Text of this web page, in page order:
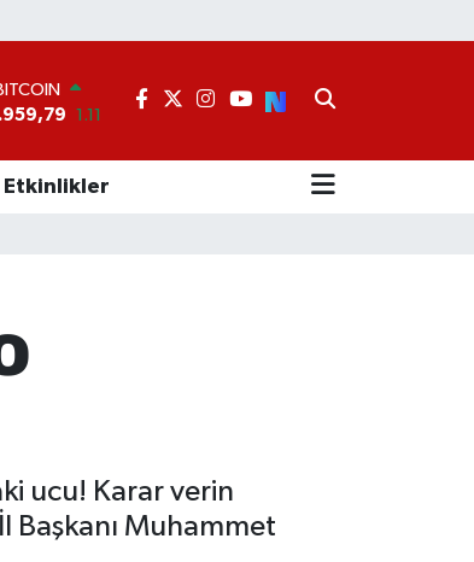
DOLAR
0.32
Etkinlikler
ucu! Karar verin
Başkanı Muhammet